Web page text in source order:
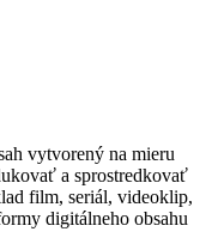
vytvorený na mieru
a sprostredkovať
film, seriál, videoklip,
digitálneho obsahu